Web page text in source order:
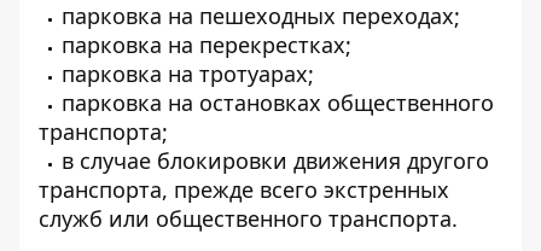
парковка на пешеходных переходах;
парковка на перекрестках;
парковка на тротуарах;
парковка на остановках общественного
транспорта;
в случае блокировки движения другого
транспорта, прежде всего экстренных
служб или общественного транспорта.